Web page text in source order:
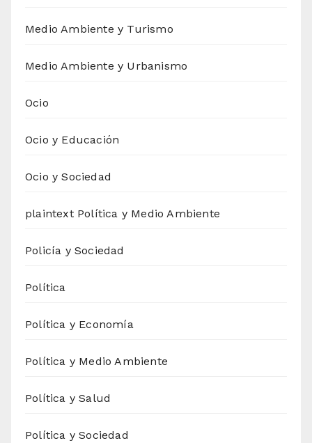
Medio Ambiente y Turismo
Medio Ambiente y Urbanismo
Ocio
Ocio y Educación
Ocio y Sociedad
plaintext Política y Medio Ambiente
Policía y Sociedad
Política
Política y Economía
Política y Medio Ambiente
Política y Salud
Política y Sociedad